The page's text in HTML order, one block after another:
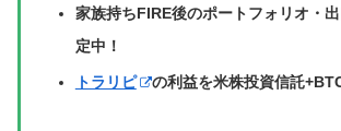
家族持ちFIRE後のポートフォリオ・
定中！
トラリピ の利益を米株投資信託